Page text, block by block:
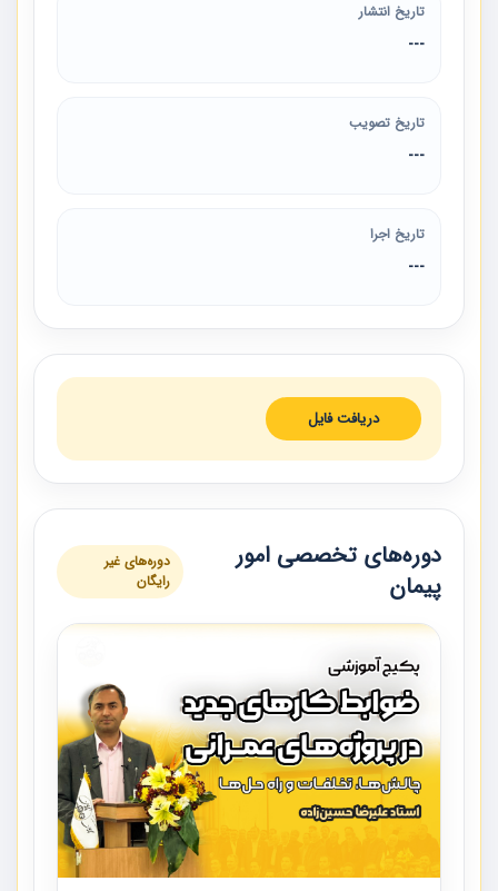
تاریخ انتشار
---
تاریخ تصویب
---
تاریخ اجرا
---
دریافت فایل
دوره‌های تخصصی امور
پیمان
دوره‌های غیر
رایگان